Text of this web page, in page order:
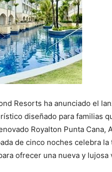
Resorts ha anunciado el
diseñado para familias
Royalton Punta
de cinco noches celebra
ofrecer una nueva y